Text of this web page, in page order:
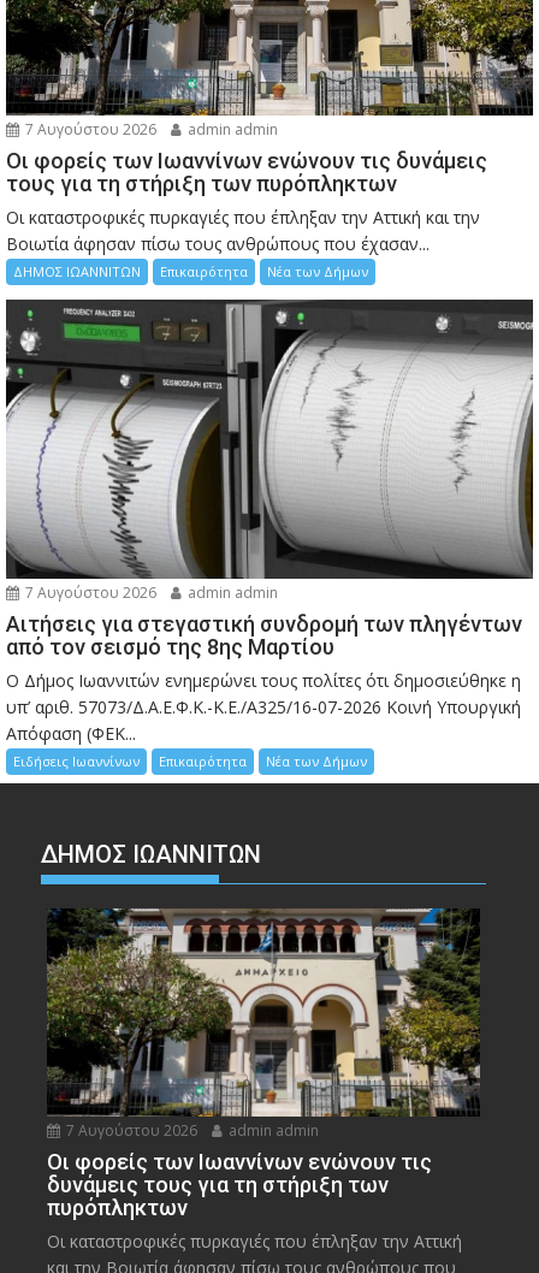
7 Αυγούστου 2026 admin admin
Οι φορείς των Ιωαννίνων ενώνουν τις δυνάμεις
τους για τη στήριξη των πυρόπληκτων
Οι καταστροφικές πυρκαγιές που έπληξαν την Αττική και την
Bοιωτία άφησαν πίσω τους ανθρώπους που έχασαν...
ΔΗΜΟΣ ΙΩΑΝΝΙΤΩΝ Επικαιρότητα Νέα των Δήμων
7 Αυγούστου 2026 admin admin
Αιτήσεις για στεγαστική συνδρομή των πληγέντων
από τον σεισμό της 8ης Μαρτίου
Ο Δήμος Ιωαννιτών ενημερώνει τους πολίτες ότι δημοσιεύθηκε η
υπ’ αριθ. 57073/Δ.Α.Ε.Φ.Κ.-Κ.Ε./Α325/16-07-2026 Κοινή Υπουργική
Απόφαση (ΦΕΚ...
Ειδήσεις Ιωαννίνων Επικαιρότητα Νέα των Δήμων
ΔΗΜΟΣ ΙΩΑΝΝΙΤΩΝ
7 Αυγούστου 2026 admin admin
Οι φορείς των Ιωαννίνων ενώνουν τις
δυνάμεις τους για τη στήριξη των
πυρόπληκτων
Οι καταστροφικές πυρκαγιές που έπληξαν την Αττική
και την Bοιωτία άφησαν πίσω τους ανθρώπους που